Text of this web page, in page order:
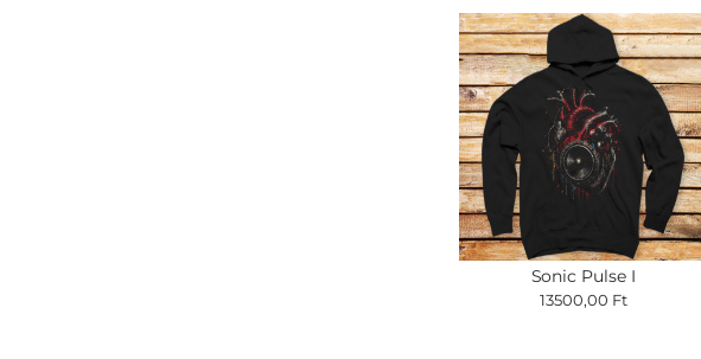
Sonic Pulse I
13500,00 Ft